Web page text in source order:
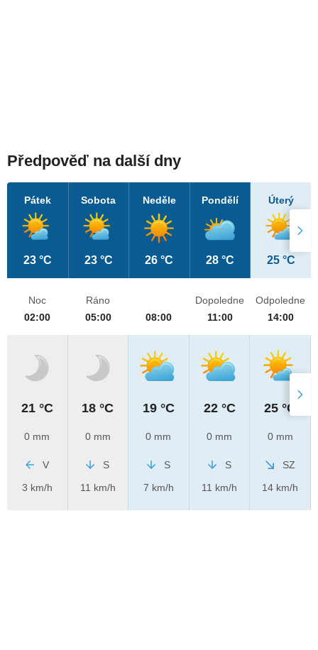
Předpověď na další dny
Pátek
23 °C
Sobota
23 °C
Neděle
26 °C
Pondělí
28 °C
Úterý
25 °C
Noc
02:00
21 °C
0 mm
V
3 km/h
Ráno
05:00
18 °C
0 mm
S
11 km/h
08:00
19 °C
0 mm
S
7 km/h
Dopoledne
11:00
22 °C
0 mm
S
11 km/h
Odpoledne
14:00
25 °C
0 mm
SZ
14 km/h